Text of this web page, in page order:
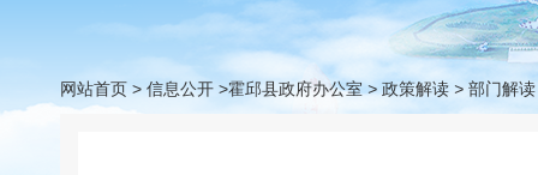
网站首页 > 信息公开 >霍邱县政府办公室 > 政策解读 > 部门解读